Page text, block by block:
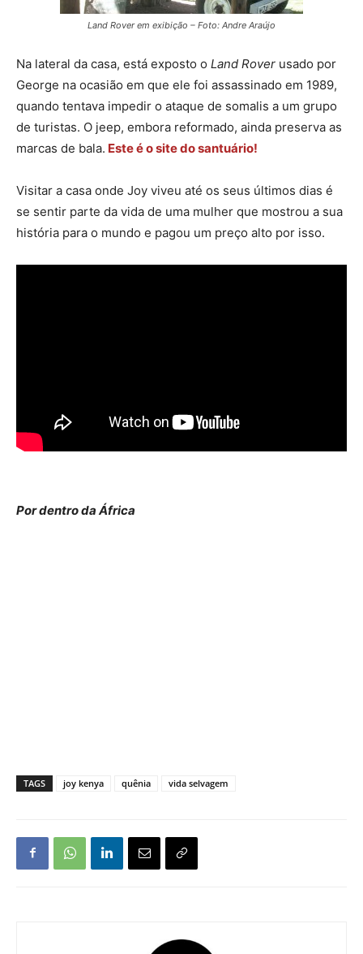
Land Rover em exibição – Foto: Andre Araújo
Na lateral da casa, está exposto o Land Rover usado por
George na ocasião em que ele foi assassinado em 1989,
quando tentava impedir o ataque de somalis a um grupo
de turistas. O jeep, embora reformado, ainda preserva as
marcas de bala. Este é o site do santuário!
Visitar a casa onde Joy viveu até os seus últimos dias é
se sentir parte da vida de uma mulher que mostrou a sua
história para o mundo e pagou um preço alto por isso.
Por dentro da África
TAGS joy kenya quênia vida selvagem